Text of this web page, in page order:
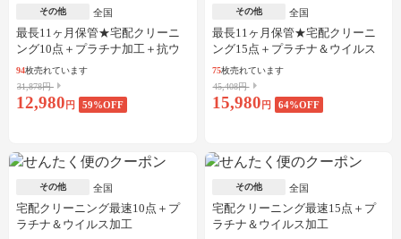
その他 全国
最長11ヶ月保管★宅配クリーニ
ング10点＋プラチナ加工＋抗ウ
イルス加工
94枚売れています
31,878円
12,980 円 59%OFF
その他 全国
最長11ヶ月保管★宅配クリーニ
ング15点＋プラチナ＆ウイルス
加工
75枚売れています
45,408円
15,980 円 64%OFF
その他 全国
宅配クリーニング最速10点＋プ
ラチナ＆ウイルス加工
その他 全国
宅配クリーニング最速15点＋プ
ラチナ＆ウイルス加工